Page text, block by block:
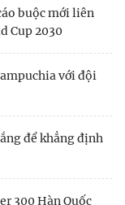
buộc mới liên
Cup 2030
với đội
để khẳng định
300 Hàn Quốc